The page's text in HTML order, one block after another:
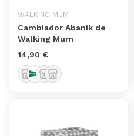
WALKING MUM
Cambiador Abanik de
Walking Mum
14,90 €